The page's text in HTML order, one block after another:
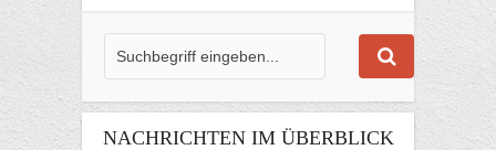
NACHRICHTEN IM ÜBERBLICK